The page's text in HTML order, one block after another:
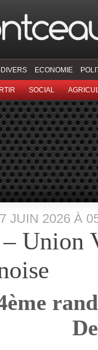
DIVERS ECONOMIE
SOCIAL
JUIN 2026 À
Union